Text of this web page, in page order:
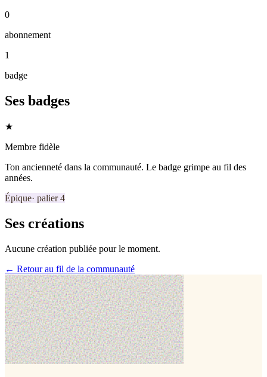
0
abonnement
1
badge
Ses badges
★
Membre fidèle
Ton ancienneté dans la communauté. Le badge grimpe au fil des
années.
Épique· palier4
Ses créations
Aucune création publiée pour le moment.
← Retour au fil de la communauté